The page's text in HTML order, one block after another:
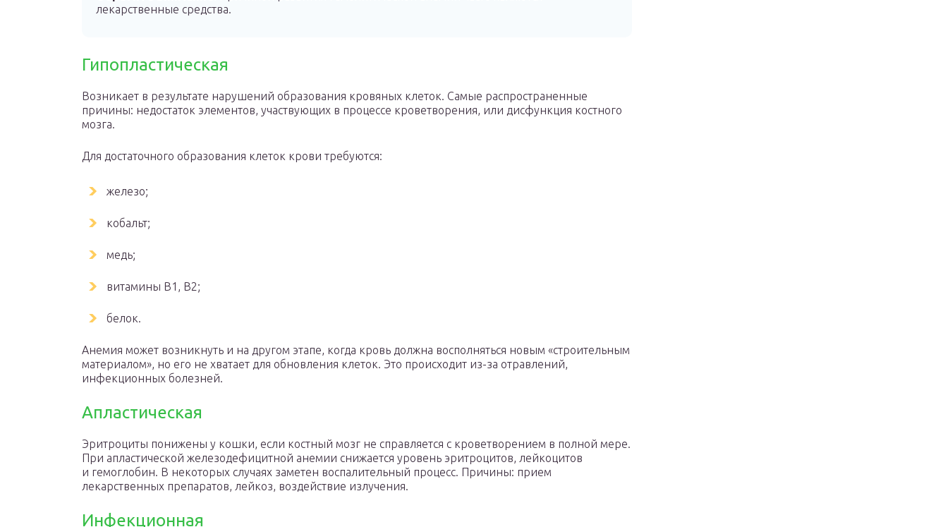
лекарственные средства.
Гипопластическая
Возникает в результате нарушений образования кровяных клеток. Самые распространенные
причины: недостаток элементов, участвующих в процессе кроветворения, или дисфункция костного
мозга.
Для достаточного образования клеток крови требуются:
железо;
кобальт;
медь;
витамины В1, В2;
белок.
Анемия может возникнуть и на другом этапе, когда кровь должна восполняться новым «строительным
материалом», но его не хватает для обновления клеток. Это происходит из-за отравлений,
инфекционных болезней.
Апластическая
Эритроциты понижены у кошки, если костный мозг не справляется с кроветворением в полной мере.
При апластической железодефицитной анемии снижается уровень эритроцитов, лейкоцитов
и гемоглобин. В некоторых случаях заметен воспалительный процесс. Причины: прием
лекарственных препаратов, лейкоз, воздействие излучения.
Инфекционная